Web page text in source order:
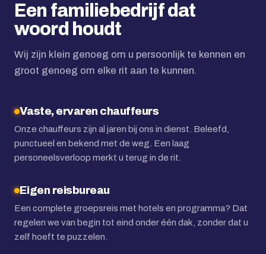
Een familiebedrijf dat
woord houdt
Wij zijn klein genoeg om u persoonlijk te kennen en
groot genoeg om elke rit aan te kunnen.
Vaste, ervaren chauffeurs
Onze chauffeurs zijn al jaren bij ons in dienst. Beleefd,
punctueel en bekend met de weg. Een laag
personeelsverloop merkt u terug in de rit.
Eigen reisbureau
Een complete groepsreis met hotels en programma? Dat
regelen we van begin tot eind onder één dak, zonder dat u
zelf hoeft te puzzelen.